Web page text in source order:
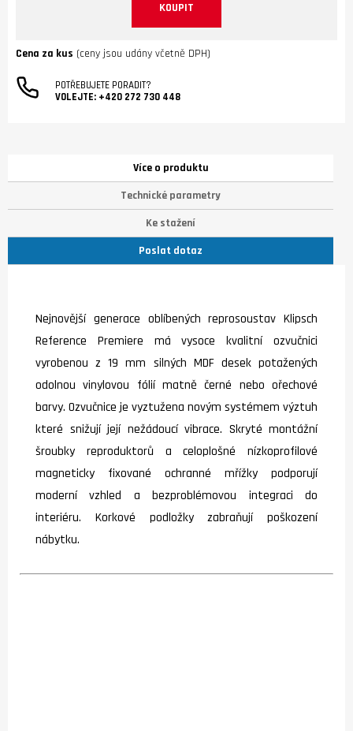
KOUPIT
Cena za kus (ceny jsou udány včetně DPH)
POTŘEBUJETE PORADIT?
VOLEJTE: +420 272 730 448
Více o produktu
Technické parametry
Ke stažení
Poslat dotaz
Nejnovější generace oblíbených reprosoustav Klipsch
Reference Premiere má vysoce kvalitní ozvučnici
vyrobenou z 19 mm silných MDF desek potažených
odolnou vinylovou fólií matně černé nebo ořechové
barvy. Ozvučnice je vyztužena novým systémem výztuh
které snižují její nežádoucí vibrace. Skryté montážní
šroubky reproduktorů a celoplošné nízkoprofilové
magneticky fixované ochranné mřížky podporují
moderní vzhled a bezproblémovou integraci do
interiéru. Korkové podložky zabraňují poškození
nábytku.